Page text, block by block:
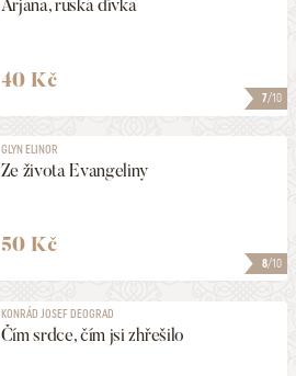
7/10
Arjana, ruská dívka
40 Kč
8/10
GLYN ELINOR
Ze života Evangeliny
50 Kč
KONRÁD JOSEF DEOGRAD
Čím srdce, čím jsi zhřešilo